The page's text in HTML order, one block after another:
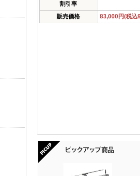
割引率
販売価格
83,000円(税込